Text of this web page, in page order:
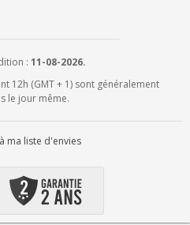
: 11-08-2026.
12h (GMT + 1) sont généralement
le jour même.
ma liste d'envies